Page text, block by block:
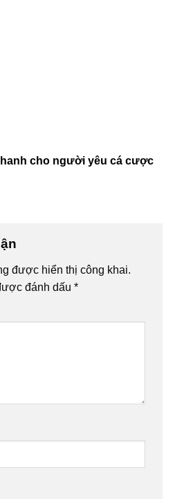
cho người yêu cá cược
được hiển thị công khai.
đánh dấu *